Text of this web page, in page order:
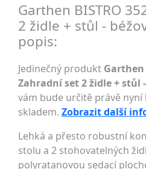
Garthen BISTRO
2 židle + stůl -
popis:
Jedinečný produkt Garthen
Zahradní set 2 židle + stůl
vám bude určitě právě nyní
skladem. Zobrazit další
Lehká a přesto robustní
stolu a 2 stohovatelných
polyratanovou sedací